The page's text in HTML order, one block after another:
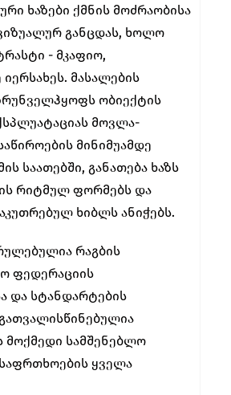
ხაზები ქმნის მოძრაობისა
განცდას, ხოლო
- მკაფიო,
მასალების
ობიექტის
მოვლა-
მინიმუამდე
საათებში, განათება ხაზს
რიტმულ ფორმებს და
ხიბლს ანიჭებს.
რაგბის
ფედერაციის
და სტანდარტების
მოქმედი სამშენებლო
ყველა